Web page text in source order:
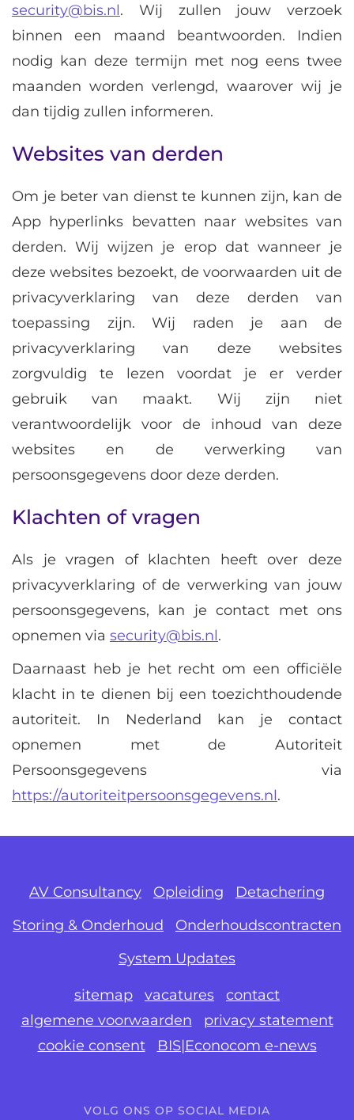
security@bis.nl. Wij zullen jouw verzoek
binnen een maand beantwoorden. Indien
nodig kan deze termijn met nog eens twee
maanden worden verlengd, waarover wij je
dan tijdig zullen informeren.
Websites van derden
Om je beter van dienst te kunnen zijn, kan de
App hyperlinks bevatten naar websites van
derden. Wij wijzen je erop dat wanneer je
deze websites bezoekt, de voorwaarden uit de
privacyverklaring van deze derden van
toepassing zijn. Wij raden je aan de
privacyverklaring van deze websites
zorgvuldig te lezen voordat je er verder
gebruik van maakt. Wij zijn niet
verantwoordelijk voor de inhoud van deze
websites en de verwerking van
persoonsgegevens door deze derden.
Klachten of vragen
Als je vragen of klachten heeft over deze
privacyverklaring of de verwerking van jouw
persoonsgegevens, kan je contact met ons
opnemen via security@bis.nl.
Daarnaast heb je het recht om een officiële
klacht in te dienen bij een toezichthoudende
autoriteit. In Nederland kan je contact
opnemen met de Autoriteit
Persoonsgegevens via
https://autoriteitpersoonsgegevens.nl.
AV Consultancy Opleiding
Detachering
Storing & Onderhoud
Onderhoudscontracten
System Updates
sitemap vacatures
contact
algemene voorwaarden
privacy statement
cookie consent
BIS|Econocom e-news
VOLG ONS OP SOCIAL MEDIA